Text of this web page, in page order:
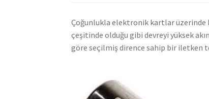
Çoğunlukla elektronik kartlar üzerinde
çeşitinde olduğu gibi devreyi yüksek
göre seçilmiş dirence sahip bir iletken